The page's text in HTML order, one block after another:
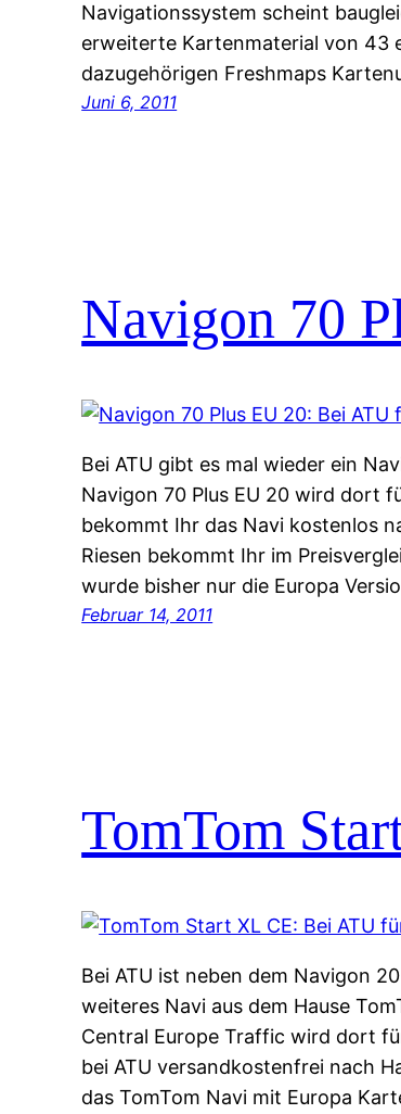
Navigationssystem scheint
erweiterte Kartenmaterial von 43
dazugehörigen Freshmaps
Juni 6, 2011
Navigon 70
Bei ATU gibt es mal wieder ein
Navigon 70 Plus EU 20 wird dort
bekommt Ihr das Navi kostenlos
Riesen bekommt Ihr im
wurde bisher nur die Europa
Februar 14, 2011
TomTom
Bei ATU ist neben dem Navigon
weiteres Navi aus dem Hause
Central Europe Traffic wird dort
bei ATU versandkostenfrei nach
das TomTom Navi mit Europa